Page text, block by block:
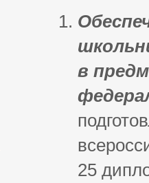
в
25